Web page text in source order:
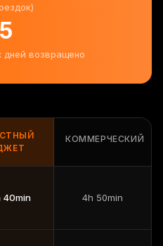
5
дней возвращено
КОММЕРЧЕСКИЙ
40min 4h 50min